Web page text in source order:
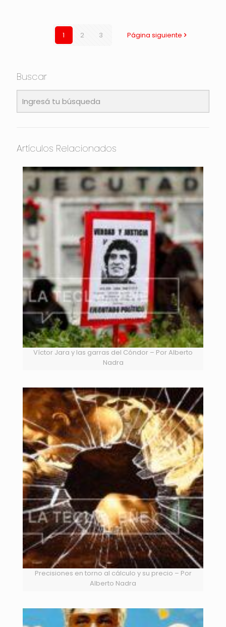
1 2 3 Página siguiente
Buscar
Artículos Relacionados
Víctor Jara y las garras del Cóndor – Por Alberto
Nadra
Precisiones en torno al cálculo y su precio – Por
Alberto Nadra